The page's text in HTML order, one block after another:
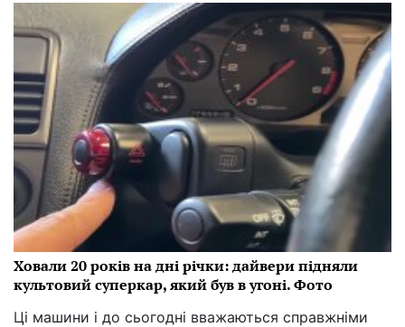
Ховали 20 років на дні річки: дайвери підняли
культовий суперкар, який був в угоні. Фото
Ці машини і до сьогодні вважаються справжніми